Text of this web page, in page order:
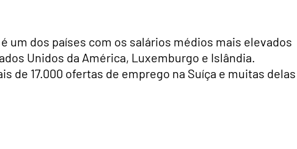
é um dos países com os salários médios mais elevados
Unidos da América, Luxemburgo e Islândia.
de 17.000 ofertas de emprego na Suíça e muitas delas